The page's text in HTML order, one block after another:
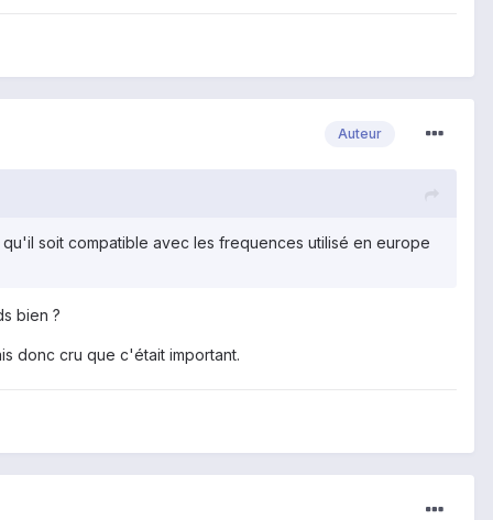
Auteur
soit compatible avec les frequences utilisé en europe
bien ?
donc cru que c'était important.